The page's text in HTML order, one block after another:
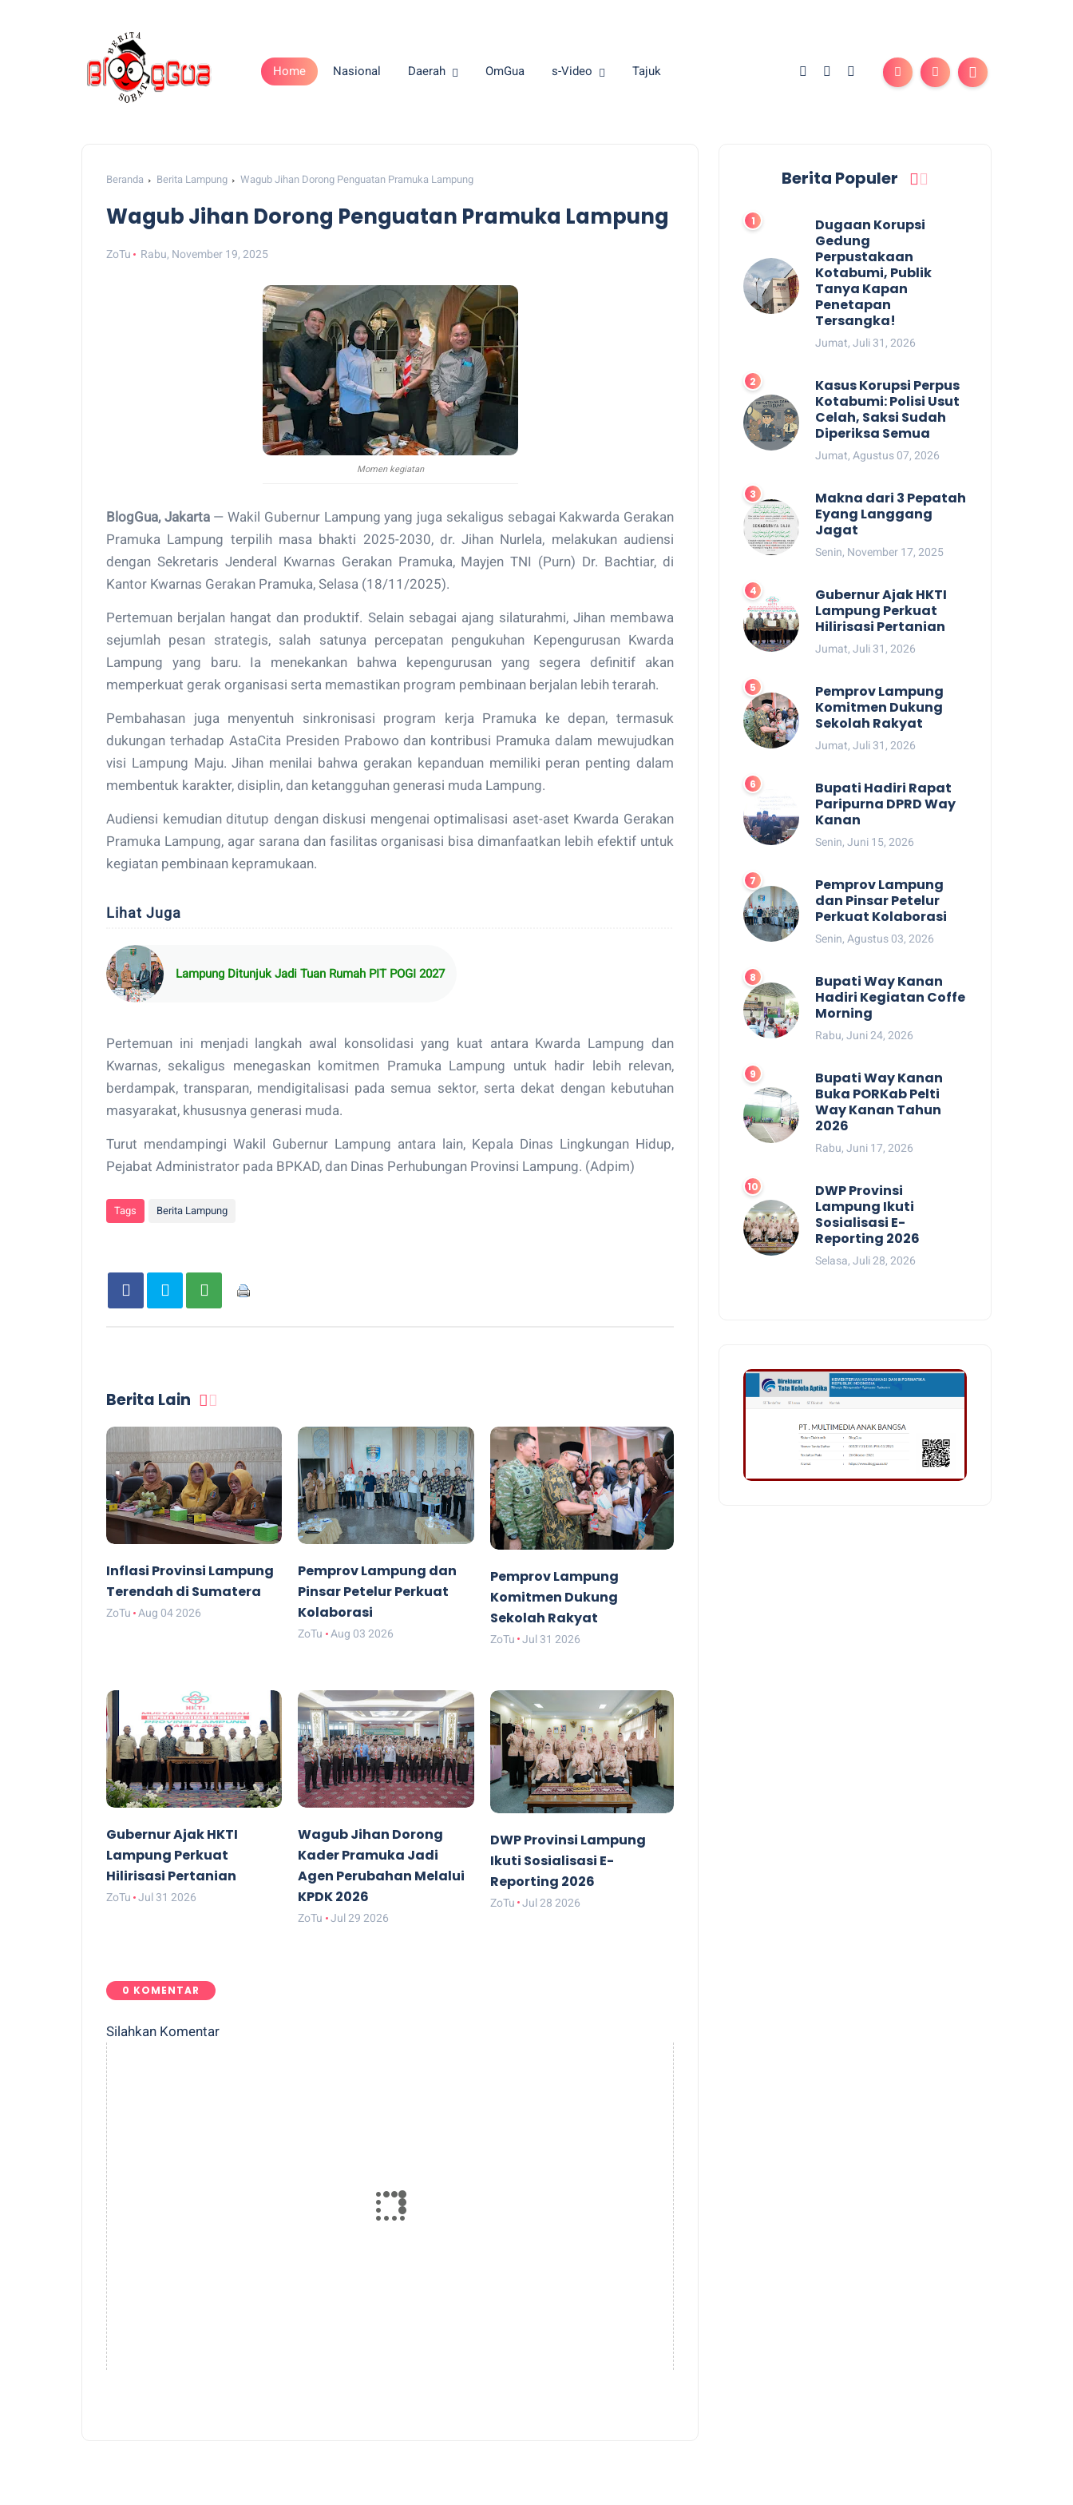
Home Nasional Daerah OmGua s-Video Tajuk
Beranda Berita Lampung Wagub Jihan Dorong Penguatan Pramuka Lampung
Wagub Jihan Dorong Penguatan Pramuka Lampung
ZoTu Rabu, November 19, 2025
Momen kegiatan
BlogGua, Jakarta— Wakil Gubernur Lampung yang juga sekaligus sebagai Kakwarda Gerakan
Pramuka Lampung terpilih masa bhakti 2025-2030, dr. Jihan Nurlela, melakukan audiensi
dengan Sekretaris Jenderal Kwarnas Gerakan Pramuka, Mayjen TNI (Purn) Dr. Bachtiar, di
Kantor Kwarnas Gerakan Pramuka, Selasa (18/11/2025).
Pertemuan berjalan hangat dan produktif. Selain sebagai ajang silaturahmi, Jihan membawa
sejumlah pesan strategis, salah satunya percepatan pengukuhan Kepengurusan Kwarda
Lampung yang baru. Ia menekankan bahwa kepengurusan yang segera definitif akan
memperkuat gerak organisasi serta memastikan program pembinaan berjalan lebih terarah.
Pembahasan juga menyentuh sinkronisasi program kerja Pramuka ke depan, termasuk
dukungan terhadap AstaCita Presiden Prabowo dan kontribusi Pramuka dalam mewujudkan
visi Lampung Maju. Jihan menilai bahwa gerakan kepanduan memiliki peran penting dalam
membentuk karakter, disiplin, dan ketangguhan generasi muda Lampung.
Audiensi kemudian ditutup dengan diskusi mengenai optimalisasi aset-aset Kwarda Gerakan
Pramuka Lampung, agar sarana dan fasilitas organisasi bisa dimanfaatkan lebih efektif untuk
kegiatan pembinaan kepramukaan.
Lihat Juga
Lampung Ditunjuk Jadi Tuan Rumah PIT POGI 2027
Pertemuan ini menjadi langkah awal konsolidasi yang kuat antara Kwarda Lampung dan
Kwarnas, sekaligus menegaskan komitmen Pramuka Lampung untuk hadir lebih relevan,
berdampak, transparan, mendigitalisasi pada semua sektor, serta dekat dengan kebutuhan
masyarakat, khususnya generasi muda.
Turut mendampingi Wakil Gubernur Lampung antara lain, Kepala Dinas Lingkungan Hidup,
Pejabat Administrator pada BPKAD, dan Dinas Perhubungan Provinsi Lampung. (Adpim)
Tags Berita Lampung
Berita Lain
Inflasi Provinsi Lampung
Terendah di Sumatera
ZoTu Aug 04 2026
Pemprov Lampung dan
Pinsar Petelur Perkuat
Kolaborasi
ZoTu Aug 03 2026
Pemprov Lampung
Komitmen Dukung
Sekolah Rakyat
ZoTu Jul 31 2026
Gubernur Ajak HKTI
Lampung Perkuat
Hilirisasi Pertanian
ZoTu Jul 31 2026
Wagub Jihan Dorong
Kader Pramuka Jadi
Agen Perubahan Melalui
KPDK 2026
ZoTu Jul 29 2026
DWP Provinsi Lampung
Ikuti Sosialisasi E-
Reporting 2026
ZoTu Jul 28 2026
0 KOMENTAR
Silahkan Komentar
Berita Populer
Dugaan Korupsi
Gedung
Perpustakaan
Kotabumi, Publik
Tanya Kapan
Penetapan
Tersangka!
Jumat, Juli 31, 2026
Kasus Korupsi Perpus
Kotabumi: Polisi Usut
Celah, Saksi Sudah
Diperiksa Semua
Jumat, Agustus 07, 2026
Makna dari 3 Pepatah
Eyang Langgang
Jagat
Senin, November 17, 2025
Gubernur Ajak HKTI
Lampung Perkuat
Hilirisasi Pertanian
Jumat, Juli 31, 2026
Pemprov Lampung
Komitmen Dukung
Sekolah Rakyat
Jumat, Juli 31, 2026
Bupati Hadiri Rapat
Paripurna DPRD Way
Kanan
Senin, Juni 15, 2026
Pemprov Lampung
dan Pinsar Petelur
Perkuat Kolaborasi
Senin, Agustus 03, 2026
Bupati Way Kanan
Hadiri Kegiatan Coffe
Morning
Rabu, Juni 24, 2026
Bupati Way Kanan
Buka PORKab Pelti
Way Kanan Tahun
2026
Rabu, Juni 17, 2026
DWP Provinsi
Lampung Ikuti
Sosialisasi E-
Reporting 2026
Selasa, Juli 28, 2026